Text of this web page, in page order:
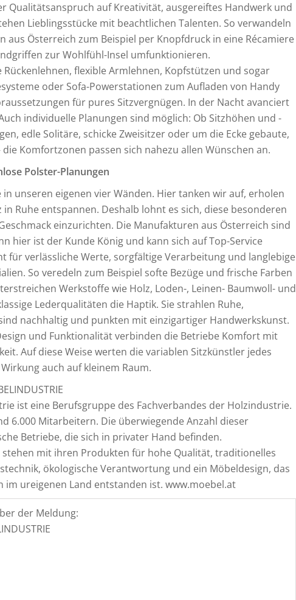
Qualitätsanspruch auf Kreativität, ausgereiftes Handwerk und
Lieblingsstücke mit beachtlichen Talenten. So verwandeln
aus Österreich zum Beispiel per Knopfdruck in eine Récamiere
zur Wohlfühl-Insel umfunktionieren.
flexible Armlehnen, Kopfstützen und sogar
oder Sofa-Powerstationen zum Aufladen von Handy
für pures Sitzvergnügen. In der Nacht avanciert
individuelle Planungen sind möglich: Ob Sitzhöhen und -
edle Solitäre, schicke Zweisitzer oder um die Ecke gebaute,
Komfortzonen passen sich nahezu allen Wünschen an.
Polster-Planungen
unseren eigenen vier Wänden. Hier tanken wir auf, erholen
Ruhe entspannen. Deshalb lohnt es sich, diese besonderen
einzurichten. Die Manufakturen aus Österreich sind
hier ist der Kunde König und kann sich auf Top-Service
für verlässliche Werte, sorgfältige Verarbeitung und langlebige
So veredeln zum Beispiel softe Bezüge und frische Farben
Werkstoffe wie Holz, Loden-, Leinen- Baumwoll- und
Lederqualitäten die Haptik. Sie strahlen Ruhe,
nachhaltig und punkten mit einzigartiger Handwerkskunst.
und Funktionalität verbinden die Betriebe Komfort mit
Auf diese Weise werten die variablen Sitzkünstler jedes
auch auf kleinem Raum.
ist eine Berufsgruppe des Fachverbandes der Holzindustrie.
6.000 Mitarbeitern. Die überwiegende Anzahl dieser
Betriebe, die sich in privater Hand befinden.
mit ihren Produkten für hohe Qualität, traditionelles
ökologische Verantwortung und ein Möbeldesign, das
ureigenen Land entstanden ist. www.moebel.at
der Meldung: